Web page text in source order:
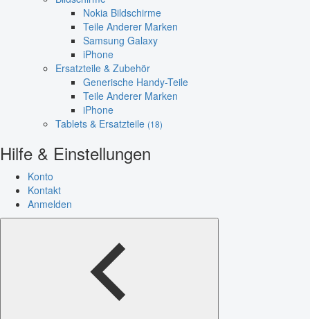
Nokia Bildschirme
Teile Anderer Marken
Samsung Galaxy
iPhone
Ersatzteile & Zubehör
Generische Handy-Teile
Teile Anderer Marken
iPhone
Tablets & Ersatzteile (18)
Hilfe & Einstellungen
Konto
Kontakt
Anmelden